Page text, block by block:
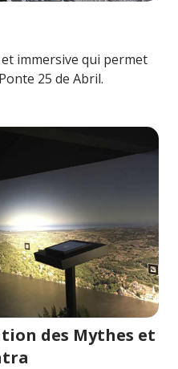
immersive qui permet
25 de Abril.
des Mythes et des
des Mythes et